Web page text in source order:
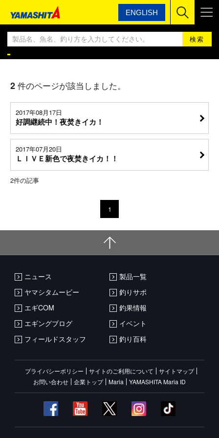
ENGLISH
ヤマシタ YAMASHITA エギングBLOG
YAMASHITA エギングBLOG
2 件のページが該当しました。
2017年08月17日
好調継続中！夜焚きイカ！
2017年07月20日
ＬＩＶＥ新色で夜焚きイカ！！
2件の記事
1
ニュース
製品一覧
ヤマシタムービー
釣りサポ
エギCOM
釣果情報
エギングブログ
イベント
フィールドスタッフ
釣り百科
プライバシーポリシー サイトのご利用について
サイトマップ
お問い合わせ
企業トップ Maria YAMASHITA Maria ID